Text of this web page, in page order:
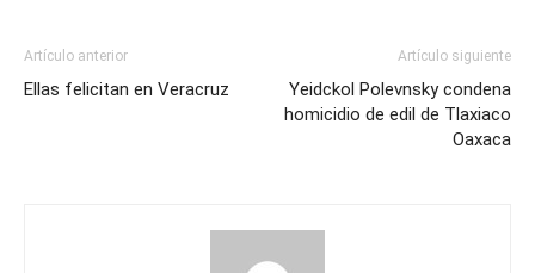
Artículo anterior
Ellas felicitan en Veracruz
Artículo siguiente
Yeidckol Polevnsky condena
homicidio de edil de Tlaxiaco
Oaxaca